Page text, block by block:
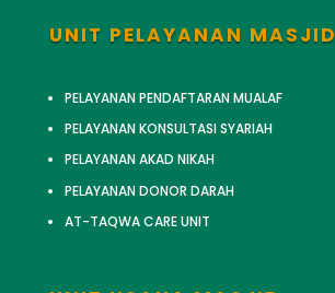
UNIT PELAYANAN MASJID
PELAYANAN PENDAFTARAN MUALAF
PELAYANAN KONSULTASI SYARIAH
PELAYANAN AKAD NIKAH
PELAYANAN DONOR DARAH
AT-TAQWA CARE UNIT